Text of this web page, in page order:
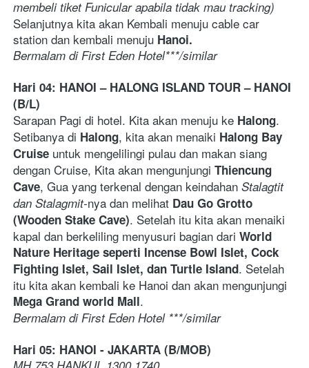
Selanjutnya kita akan Kembali menuju cable car
station dan kembali menuju Hanoi.
Bermalam di First Eden Hotel***/similar
Hari 04: HANOI – HALONG ISLAND TOUR – HANOI
(B/L)
Sarapan Pagi di hotel. Kita akan menuju ke Halong.
Setibanya di Halong, kita akan menaiki Halong Bay
Cruise untuk mengelilingi pulau dan makan siang
dengan Cruise, Kita akan mengunjungi Thiencung
Cave, Gua yang terkenal dengan keindahan Stalagtit
dan Stalagmit-nya dan melihat Dau Go Grotto
(Wooden Stake Cave). Setelah itu kita akan menaiki
kapal dan berkeliling menyusuri bagian dari World
Nature Heritage seperti Incense Bowl Islet, Cock
Fighting Islet, Sail Islet, dan Turtle Island. Setelah
Mega Grand world Mall.
Bermalam di First Eden Hotel ***/similar
Hari 05: HANOI - JAKARTA (B/MOB)